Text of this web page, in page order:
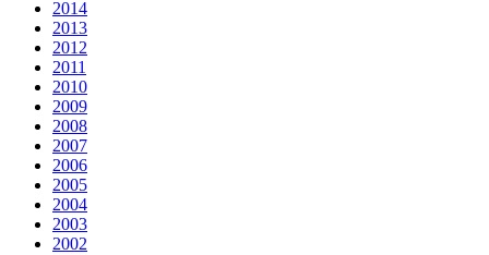
2014
2013
2012
2011
2010
2009
2008
2007
2006
2005
2004
2003
2002